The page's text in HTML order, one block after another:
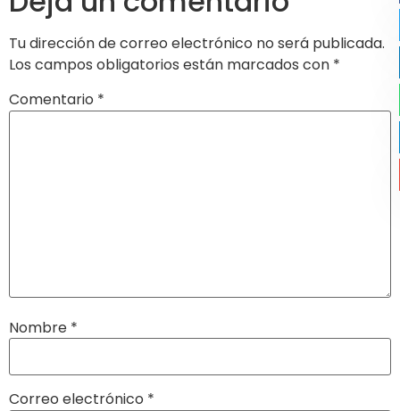
Tu dirección de correo electrónico no será publicada.
Los campos obligatorios están marcados con *
Comentario *
Nombre *
Correo electrónico *